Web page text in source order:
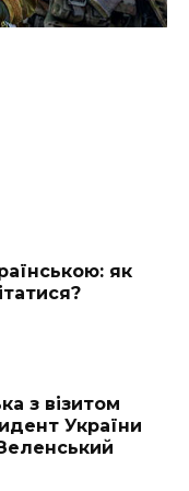
як
з візитом
України